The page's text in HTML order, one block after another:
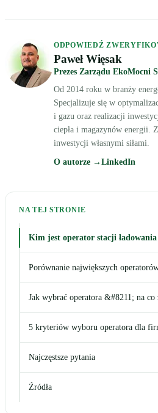
ODPOWIEDŹ
Paweł Więsak
Prezes Zarządu EkoMocni
Od 2014 roku w branży
Specjalizuje się w
i gazu oraz realizacji
ciepła i magazynów energii.
inwestycji własnymi siłami.
O autorze → LinkedIn
NA TEJ STRONIE
Kim jest operator stacji
Porównanie największych
Jak wybrać operatora &#8211; na co
5 kryteriów wyboru operatora dla
Najczęstsze pytania
Źródła